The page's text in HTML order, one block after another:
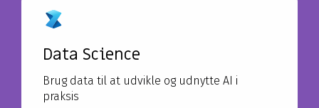
Data Science
Brug data til at udvikle og udnytte AI i
praksis